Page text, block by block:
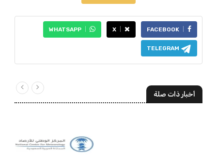
FACEBOOK
X
WHATSAPP
TELEGRAM
أخبار ذات صلة